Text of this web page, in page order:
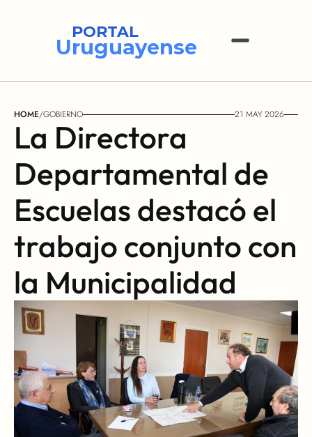
PORTAL
Uruguayense
HOME/GOBIERNO 21 MAY 2026
La Directora
Departamental de
Escuelas destacó el
trabajo conjunto con
la Municipalidad